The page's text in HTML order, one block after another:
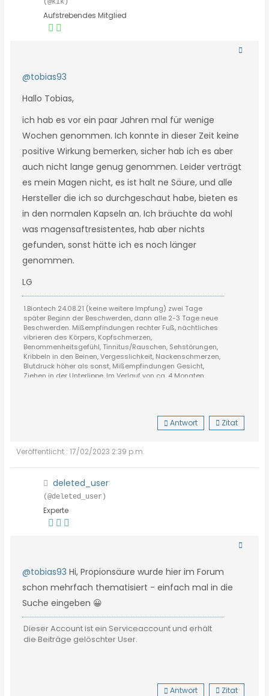
(@kik)
Aufstrebendes Mitglied
@tobias93
Hallo Tobias,
ich hab es vor ein paar Jahren mal für wenige
Wochen genommen. Ich konnte in dieser Zeit keine
positive Wirkung bemerken, sicher hab ich es aber
auch nicht lange genug genommen. Leider verträgt
es mein Magen nicht, es ist halt ne Säure, und alle
Hersteller die ich so durchgeschaut habe, bieten es
in den normalen Kapseln an. Ich bräuchte da wohl
was magensaftresistentes, hab aber nichts
gefunden, sonst hätte ich es noch länger
genommen.
LG
1.Biontech 24.08.21 (keine weitere Impfung) zwei Tage
später Beginn der Beschwerden, dann alle 2-3 Tage neue
Beschwerden. Mißempfindungen rechter Fuß, nächtliches
vibrieren des Körpers, Kopfschmerzen,
Benommenheitsgefühl, Tinnitus/Rauschen, Sehstörungen,
Kribbeln in den Beinen, Vergesslichkeit, Nackenschmerzen,
Blutdruck höher als sonst, Mißempfindungen Gesicht,
Ziehen in der Unterlippe. Im Verlauf von ca. 4 Monaten
(Glieder/Muskelschmerzen, Schwäche, Muskelschwund)
und Rückkehr der alten Beschwerden. Anhaltend bis heute.
abends wesentlich besser.
Antwort Zitat
Veröffentlicht : 17/02/2023 2:39 p.m.
deleted_user
(@deleted_user)
Experte
@tobias93 Hi, Propionsäure wurde hier im Forum
schon mehrfach thematisiert - einfach mal in die
Suche eingeben 😀
Dieser Account ist ein Serviceaccount und erhält
die Beiträge gelöschter User.
Antwort Zitat